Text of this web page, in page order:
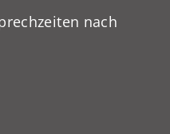
nach